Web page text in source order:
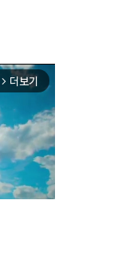
arrow_forward_ios 더보기